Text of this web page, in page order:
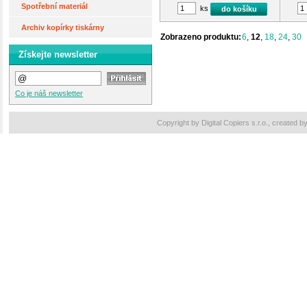
Spotřební materiál
Archiv kopírky tiskárny
Získejte newsletter
Co je náš newsletter
ks do košíku
Zobrazeno produktu:6, 12, 18, 24, 30
Copyright by Digital Copiers s.r.o., created